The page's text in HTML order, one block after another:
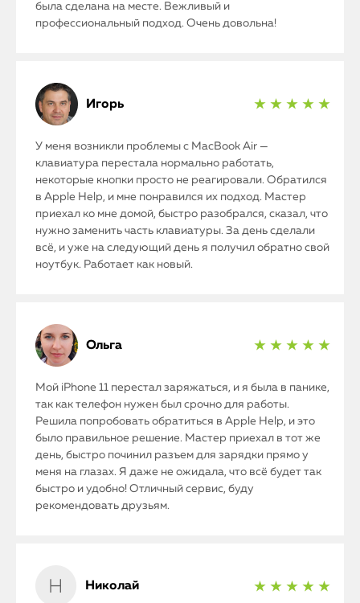
была сделана на месте. Вежливый и
профессиональный подход. Очень довольна!
Игорь ★ ★ ★ ★ ★
У меня возникли проблемы с MacBook Air —
клавиатура перестала нормально работать,
некоторые кнопки просто не реагировали. Обратился
в Apple Help, и мне понравился их подход. Мастер
приехал ко мне домой, быстро разобрался, сказал, что
нужно заменить часть клавиатуры. За день сделали
всё, и уже на следующий день я получил обратно свой
ноутбук. Работает как новый.
Ольга ★ ★ ★ ★ ★
Мой iPhone 11 перестал заряжаться, и я была в панике,
так как телефон нужен был срочно для работы.
Решила попробовать обратиться в Apple Help, и это
было правильное решение. Мастер приехал в тот же
день, быстро починил разъем для зарядки прямо у
меня на глазах. Я даже не ожидала, что всё будет так
быстро и удобно! Отличный сервис, буду
рекомендовать друзьям.
Николай ★ ★ ★ ★ ★